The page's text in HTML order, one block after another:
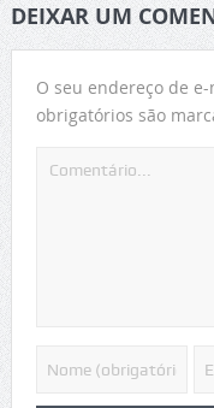
DEIXAR UM
O seu endereço de
obrigatórios são